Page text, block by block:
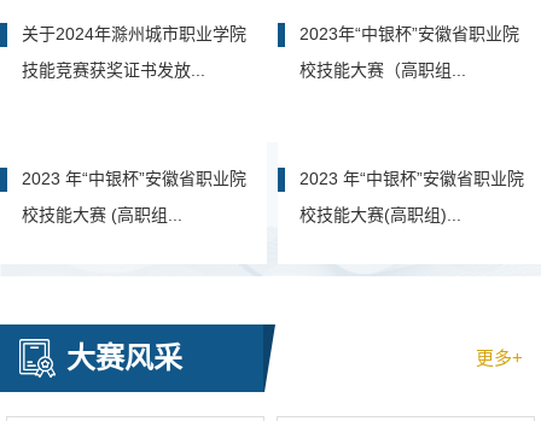
关于2024年滁州城市职业学院
技能竞赛获奖证书发放...
2023年“中银杯”安徽省职业院
校技能大赛（高职组...
2023 年“中银杯”安徽省职业院
校技能大赛 (高职组...
2023 年“中银杯”安徽省职业院
校技能大赛(高职组)...
大赛风采 更多+